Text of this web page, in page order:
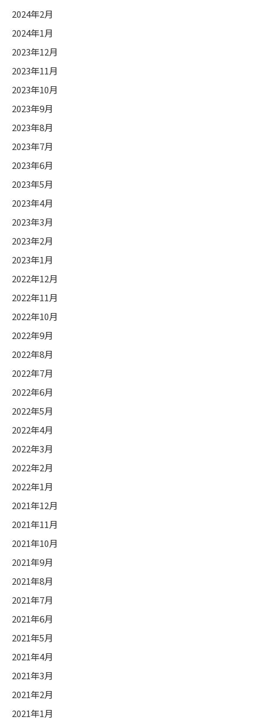
2024年2月
2024年1月
2023年12月
2023年11月
2023年10月
2023年9月
2023年8月
2023年7月
2023年6月
2023年5月
2023年4月
2023年3月
2023年2月
2023年1月
2022年12月
2022年11月
2022年10月
2022年9月
2022年8月
2022年7月
2022年6月
2022年5月
2022年4月
2022年3月
2022年2月
2022年1月
2021年12月
2021年11月
2021年10月
2021年9月
2021年8月
2021年7月
2021年6月
2021年5月
2021年4月
2021年3月
2021年2月
2021年1月